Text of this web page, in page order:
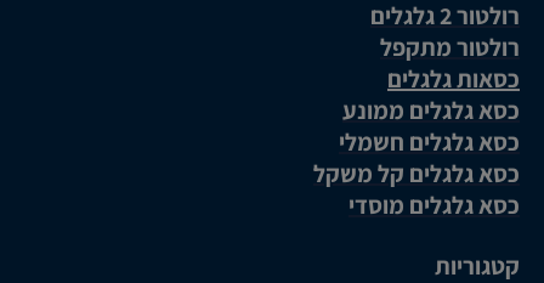
רולטור 2 גלגלים
רולטור מתקפל
כסאות גלגלים
כסא גלגלים ממונע
כסא גלגלים חשמלי
כסא גלגלים קל משקל
כסא גלגלים מוסדי
קטגוריות